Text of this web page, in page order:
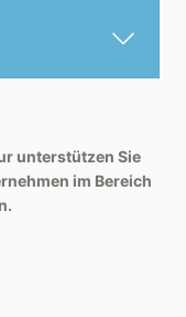
unterstützen Sie
im Bereich